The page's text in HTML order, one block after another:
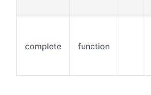
complete function